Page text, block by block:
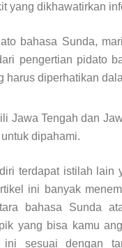
yang dikhawatirkan
bahasa Sunda,
pengertian pidato
harus diperhatikan
Jawa Tengah dan
dipahami.
terdapat istilah lain
ini banyak
bahasa Sunda
yang bisa kamu
sesuai dengan